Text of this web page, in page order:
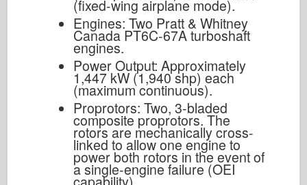
(fixed-wing airplane mode).
Engines: Two Pratt & Whitney
Canada PT6C-67A turboshaft
engines.
Power Output: Approximately
1,447 kW (1,940 shp) each
(maximum continuous).
Proprotors: Two, 3-bladed
composite proprotors. The
rotors are mechanically cross-
linked to allow one engine to
power both rotors in the event of
a single-engine failure (OEI